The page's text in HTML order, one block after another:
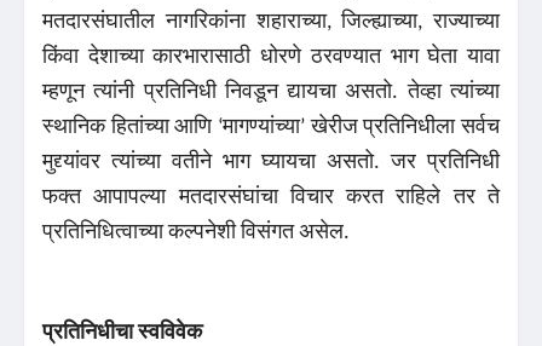
मतदारसंघातील नागरिकांना शहाराच्या, जिल्ह्याच्या, राज्याच्या
किंवा देशाच्या कारभारासाठी धोरणे ठरवण्यात भाग घेता यावा
म्हणून त्यांनी प्रतिनिधी निवडून द्यायचा असतो. तेव्हा त्यांच्या
स्थानिक हितांच्या आणि ‘मागण्यांच्या’ खेरीज प्रतिनिधीला सर्वच
मुद्द्यांवर त्यांच्या वतीने भाग घ्यायचा असतो. जर प्रतिनिधी
फक्त आपापल्या मतदारसंघांचा विचार करत राहिले तर ते
प्रतिनिधित्वाच्या कल्पनेशी विसंगत असेल.
प्रतिनिधीचास्वविवेक